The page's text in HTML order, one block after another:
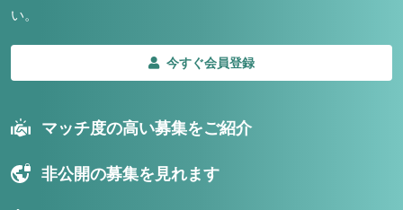
い。
今すぐ会員登録
マッチ度の高い募集をご紹介
非公開の募集を見れます